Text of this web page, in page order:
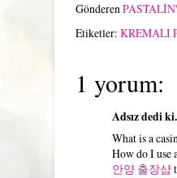
Gönderen
Etiketler: KREMALI
1 yorum:
Adsız dedi
What is a
How do I use
안양 출장샵